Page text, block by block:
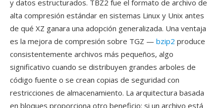
y datos estructurados. TBZ2 fue el formato de archivo de
alta compresión estándar en sistemas Linux y Unix antes
de qué XZ ganara una adopción generalizada. Una ventaja
es la mejora de compresión sobre TGZ — bzip2 produce
consistentemente archivos más pequeños, algo
significativo cuando se distribuyen grandes arboles de
código fuente o se crean copias de seguridad con
restricciones de almacenamiento. La arquitectura basada
en bloques proporciona otro beneficio: si un archivo está